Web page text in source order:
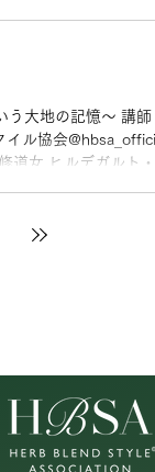
しの中に「自分を
感謝申し上げます🌿
う大地の記憶〜 講
ル協会
女 ヒルデガルト
年6月21日（日